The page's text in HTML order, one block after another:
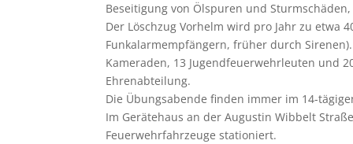
Beseitigung von Ölspuren und
Der Löschzug Vorhelm wird pro Jahr zu etwa
Funkalarmempfängern, früher durch
Kameraden, 13 Jugendfeuerwehrleuten und
Ehrenabteilung.
Die Übungsabende finden immer im 14-
Im Gerätehaus an der Augustin Wibbelt
Feuerwehrfahrzeuge stationiert.